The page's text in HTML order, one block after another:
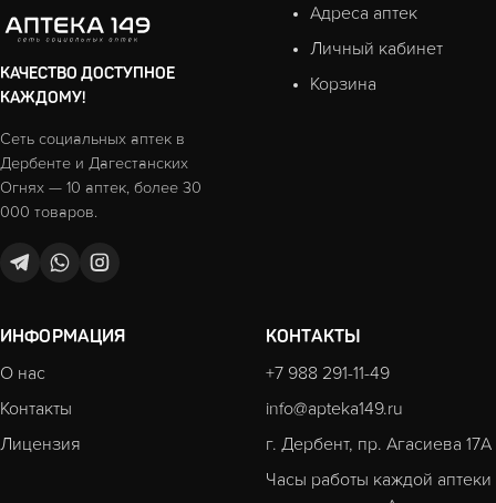
КАЧЕСТВО ДОСТУПНОЕ
КАЖДОМУ!
Сеть социальных аптек в
Дербенте и Дагестанских
Огнях — 10 аптек, более 30
000 товаров.
Адреса аптек
Личный кабинет
Корзина
ИНФОРМАЦИЯ
О нас
Контакты
Лицензия
КОНТАКТЫ
+7 988 291-11-49
info@apteka149.ru
г. Дербент, пр. Агасиева 17А
Часы работы каждой аптеки